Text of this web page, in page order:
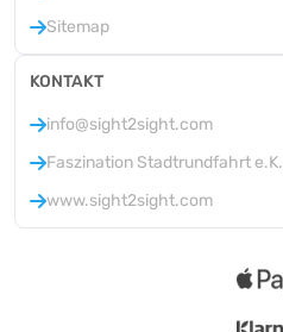
Sitemap
KONTAKT
info@sight2sight.com
Faszination Stadtrundfahrt e.K.
www.sight2sight.com